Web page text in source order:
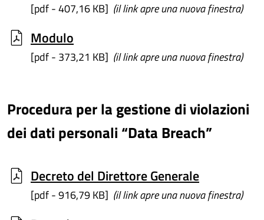
[pdf - 407,16 KB] (il link apre una nuova finestra)
Modulo
[pdf - 373,21 KB] (il link apre una nuova finestra)
Procedura per la gestione di violazioni
dei dati personali “Data Breach”
Decreto del Direttore Generale
[pdf - 916,79 KB] (il link apre una nuova finestra)